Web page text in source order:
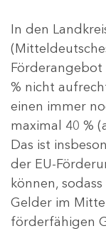
In den
Förderangebot
% nicht
einen immer
maximal 40 %
Das ist
der EU-
können,
Gelder im
förderfähigen